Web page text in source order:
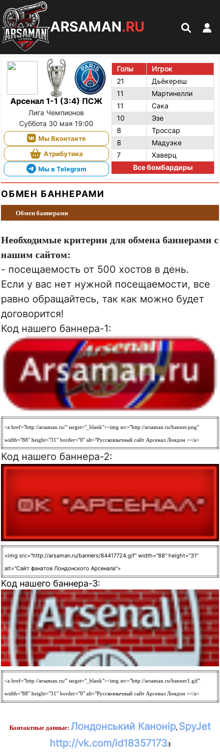
ARSAMAN.RU
Арсенал 1-1 (3:4) ПСЖ
Лига Чемпионов
Суббота 30 мая 19:00
Мы Вконтакте
Атрибутика
Мы в Telegram
Голы
Игрок
21
Дьёкереш
11
Мартинелли
11
Сака
10
Эзе
8
Троссар
8
Мадуэке
7
Хаверц
Все бомбардиры
ОБМЕН БАННЕРАМИ
Обмен баннерами
Необходимые критерии для обмена баннерами с
нашим сайтом:
- посещаемость от 500 хостов в день.
Если у вас нет нужной посещаемости, все
равно обращайтесь, так как можно будет
договорится!
Код нашего баннера-1:
<a href="http://arsaman.ru/" target="_blank"><img src="http://arsaman.ru/banner.png"
width="88" height="31" border="0" alt="Русскоязычный сайт Арсенал Лондон ></a>
Код нашего баннера-2:
<img src="http://arsaman.ru/banners/84417724.gif" width="88" height="31"
alt="Сайт фанатов Лондонского Арсенала">
Код нашего баннера-3:
<a href="http://arsaman.ru/" target="_blank"><img src="http://arsaman.ru/banner1.gif"
width="88" height="31" border="0" alt="Русскоязычный сайт Арсенал Лондон ></a>
Контактные данные: Лондонський Канонір, SpyJet
http://vk.com/id183571733